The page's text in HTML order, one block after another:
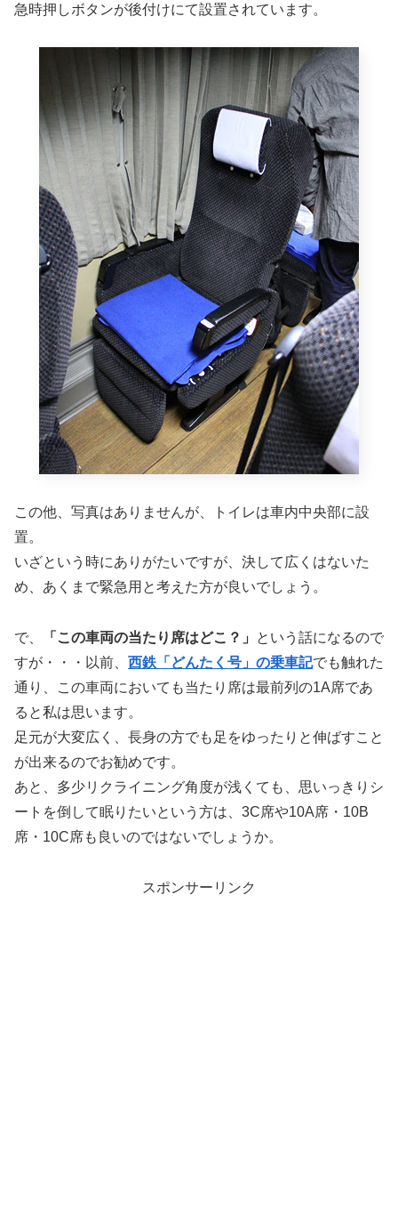
急時押しボタンが後付けにて設置されています。
この他、写真はありませんが、トイレは車内中央部に設
置。
いざという時にありがたいですが、決して広くはないた
め、あくまで緊急用と考えた方が良いでしょう。
で、 「この車両の当たり席はどこ？」
という話になるので
すが・・・以前、 西鉄「どんたく号」の乗車記でも触れた
通り、この車両においても当たり席は最前列の1A席であ
ると私は思います。
足元が大変広く、長身の方でも足をゆったりと伸ばすこと
が出来るのでお勧めです。
あと、多少リクライニング角度が浅くても、思いっきりシ
ートを倒して眠りたいという方は、3C席や10A席・10B
席・10C席も良いのではないでしょうか。
スポンサーリンク